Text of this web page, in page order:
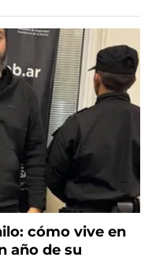
cómo vive en
año de su